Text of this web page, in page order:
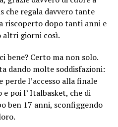
che regala davvero tante
riscoperto dopo tanti anni e
altri giorni così.
bene? Certo ma non solo.
dando molte soddisfazioni:
l’accesso alla finale
poi l’ Italbasket, che di
ben 17 anni, sconfiggendo